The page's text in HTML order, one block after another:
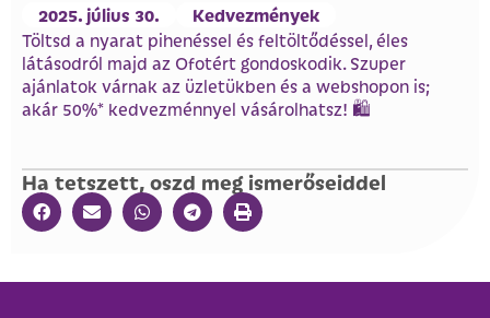
2025. július 30. Kedvezmények
Töltsd a nyarat pihenéssel és feltöltődéssel, éles
látásodról majd az Ofotért gondoskodik. Szuper
ajánlatok várnak az üzletükben és a webshopon is;
akár 50%* kedvezménnyel vásárolhatsz! 🛍️
Ha tetszett, oszd meg ismerőseiddel